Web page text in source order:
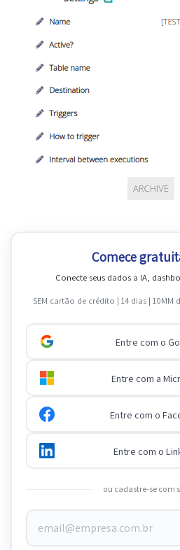
Comece
Conecte seus dados a IA,
SEM cartão de crédito | 14 dias |
Entre com o
Entre com a
Entre com o
Entre com o
ou cadastre-se com